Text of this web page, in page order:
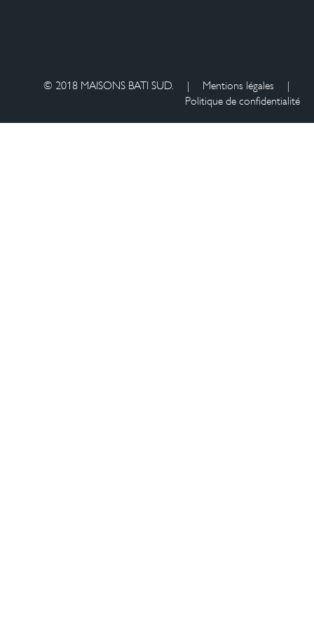
© 2018 MAISONS BATI SUD. | Mentions légales
|
Politique de confidentialité